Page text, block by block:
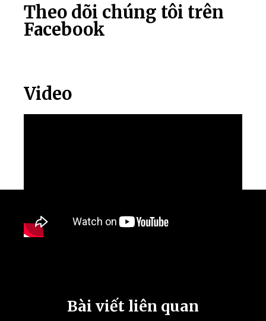
Theo dõi chúng tôi trên
Facebook
Video
Bài viết liên quan